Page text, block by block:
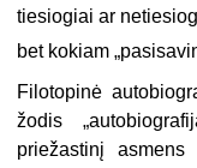
tiesiogiai ar
bet kokiam
Filotopinė
žodis
priežastinį